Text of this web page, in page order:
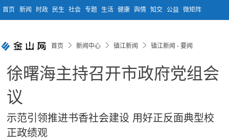
首页 新闻 时政 民生 社会 专题 生活 健康 舆情 知交 公益 微矩阵
首页 新闻中心 镇江新闻 镇江新闻 - 要闻
徐曙海主持召开市政府党组会
议
示范引领推进书香社会建设 用好正反面典型校
正政绩观